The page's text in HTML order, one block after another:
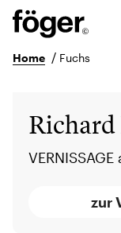
Home / Fuchs
Richard
zur